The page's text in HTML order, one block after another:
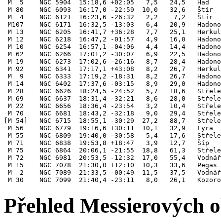
M  5    NGC 5904  15:18,6 +02:05   7,5   24,5   Had
M 80    NGC 6093  16:17,0 -22:59  10,0   32,6
M  4    NGC 6121  16:23,6 -26:32   2,2    7,2   Štír
M107    NGC 6171  16:32,5 -13:03   6,4   20,9
M 13    NGC 6205  16:41,7 +36:28   7,7   25,1
M 12    NGC 6218  16:47,2 -01:57   4,9   16,0
M 10    NGC 6254  16:57,1 -04:06   4,4   14,4
M 62    NGC 6266  17:01,2 -30:07   6,9   22,5
M 19    NGC 6273  17:02,6 -26:16   8,7   28,4
M 92    NGC 6341  17:17,1 +43:08   8,2   26,7
M  9    NGC 6333  17:19,2 -18:31   8,2   26,7
M 14    NGC 6402  17:37,6 -03:15   8,9   29,0
M 28    NGC 6626  18:24,5 -24:52   5,7   18,6
M 69    NGC 6637  18:31,4 -32:21   8,6   28,0
M 22    NGC 6656  18:36,4 -23:54   3,2   10,4
M 70    NGC 6681  18:43,2 -32:18   9,0   29,4
[M 54]   NGC 6715  18:55,1 -30:29  27,2   88,7
M 56    NGC 6779  19:16,6 +30:11  10,1   32,9
M 55    NGC 6809  19:40,0 -30:58   5,4   17,6
M 71    NGC 6838  19:53,8 +18:47   3,9   12,7   Šíp
M 75    NGC 6864  20:06,1 -21:55  18,8   61,3
M 72    NGC 6981  20:53,5 -12:32  17,0   55,4
M 15    NGC 7078  21:30,0 +12:10  10,3   33,6
M  2    NGC 7089  21:33,5 -00:49  11,5   37,5
Přehled Messierových